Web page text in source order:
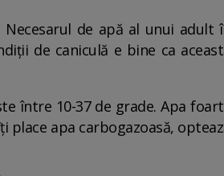
de apă al unui adult
de caniculă e bine ca
între 10-37 de grade. Apa
apa carbogazoasă,